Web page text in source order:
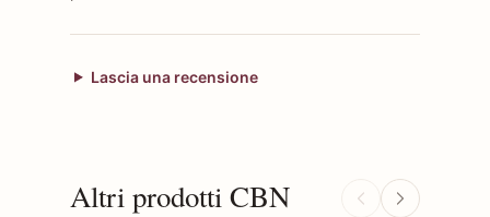
Lascia una recensione
Altri prodotti CBN